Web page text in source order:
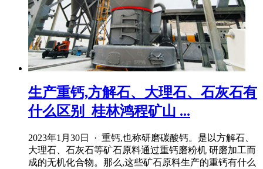
生产重钙,方解石、大理石、石灰石有
什么区别_桂林鸿程矿山 ...
2023年1月30日 · 重钙,也称研磨碳酸钙。是以方解石、
大理石、石灰石等矿石原料通过重钙磨粉机 研磨加工而
成的无机化合物。那么,这些矿石原料生产的重钙有什么